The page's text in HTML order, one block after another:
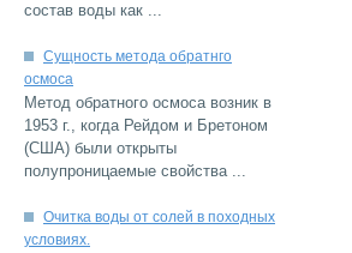
...
Сущность метода обратнго
Метод обратного осмоса возник в
1953 г., когда Рейдом и Бретоном
(США) были открыты
...
Очитка воды от солей в походных